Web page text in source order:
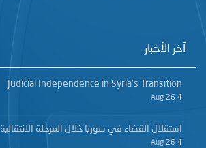
آخر الأخبار
Judicial Independence in Syria’s Transition
4 Aug 26
استقلال القضاء في سوريا خلال المرحلة الانتقالية
4 Aug 26